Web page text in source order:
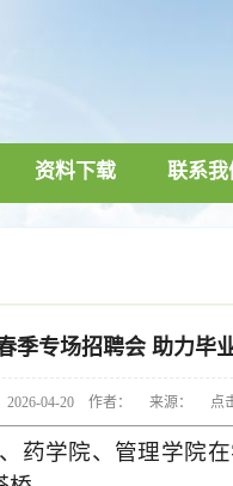
资料下载 联系我
季专场招聘会 助力毕
2026-04-20 作者： 来源： 点
药学院、管理学院